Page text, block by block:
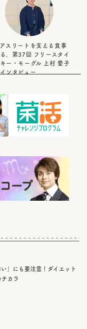
スリートを支える食事
。第37回 フリースタイ
ー・モーグル 上村 愛子
ンタビュー
」にも要注意！ダイエット
カラ